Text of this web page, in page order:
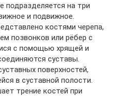
подразделяется на три
и подвижное.
костями черепа,
позвонков или рёбер с
с помощью хрящей и
суставы.
поверхностей,
в суставной полости.
трение костей при